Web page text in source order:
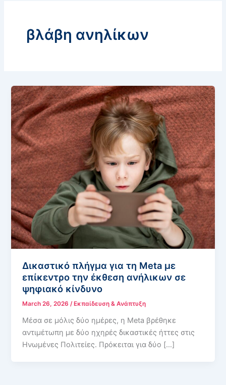
βλάβη ανηλίκων
Δικαστικό πλήγμα για τη Meta με
επίκεντρο την έκθεση ανήλικων σε
ψηφιακό κίνδυνο
March 26, 2026/ Εκπαίδευση & Ανάπτυξη
Μέσα σε μόλις δύο ημέρες, η Meta βρέθηκε
αντιμέτωπη με δύο ηχηρές δικαστικές ήττες στις
Ηνωμένες Πολιτείες. Πρόκειται για δύο […]